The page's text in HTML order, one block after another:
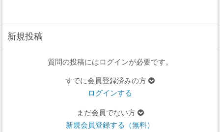
新規投稿
質問の投稿にはログインが必要です。
すでに会員登録済みの方
ログインする
まだ会員でない方
新規会員登録する（無料）